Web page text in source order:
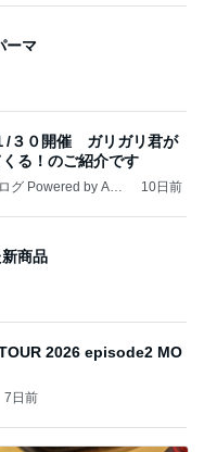
ーマ
/３０開催 ガリガリ君が
る！のご紹介です
グ Powered by Ame
10日前
商品
2026 episode2 MO
7日前